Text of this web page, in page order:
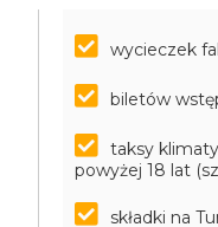
wycieczek
biletów
taksy
powyżej 18 lat
składki na